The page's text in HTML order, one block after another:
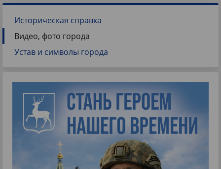
Историческая справка
Видео, фото города
Устав и символы города